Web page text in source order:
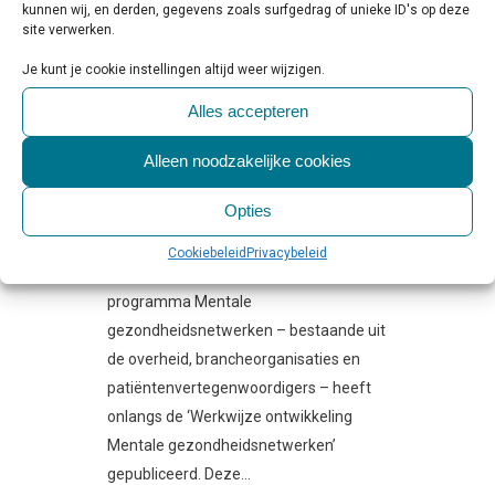
kunnen wij, en derden, gegevens zoals surfgedrag of unieke ID's op deze
site verwerken.
Je kunt je cookie instellingen altijd weer wijzigen.
Alles accepteren
Alleen noodzakelijke cookies
Opties
CookiebeleidPrivacybeleid
ONTWIKKELING MENTALE
GEZONDHEIDSNETWERKEN
BESCHIKBAAR
Regelgeving & Politiek
programma Mentale
gezondheidsnetwerken – bestaande uit
de overheid, brancheorganisaties en
patiëntenvertegenwoordigers – heeft
onlangs de ‘Werkwijze ontwikkeling
Mentale gezondheidsnetwerken’
gepubliceerd. Deze...